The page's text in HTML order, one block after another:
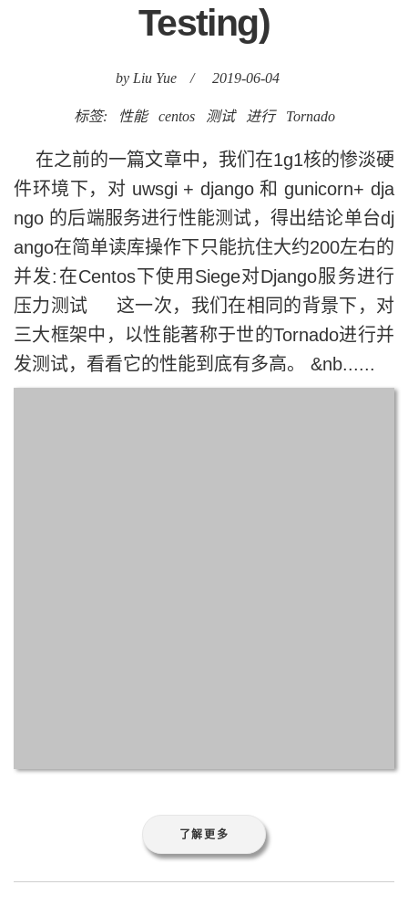
Testing)
by Liu Yue / 2019-06-04
标签: 性能 centos 测试 进行 Tornado
在之前的一篇文章中，我们在1g1核的惨淡硬
件环境下，对 uwsgi + django 和 gunicorn+ dja
ngo 的后端服务进行性能测试，得出结论单台dj
ango在简单读库操作下只能抗住大约200左右的
并发:在Centos下使用Siege对Django服务进行
压力测试 这一次，我们在相同的背景下，对
三大框架中，以性能著称于世的Tornado进行并
发测试，看看它的性能到底有多高。 &nb......
在Centos下使用Siege